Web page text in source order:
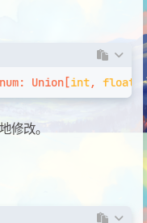
Union [int, float
修改。